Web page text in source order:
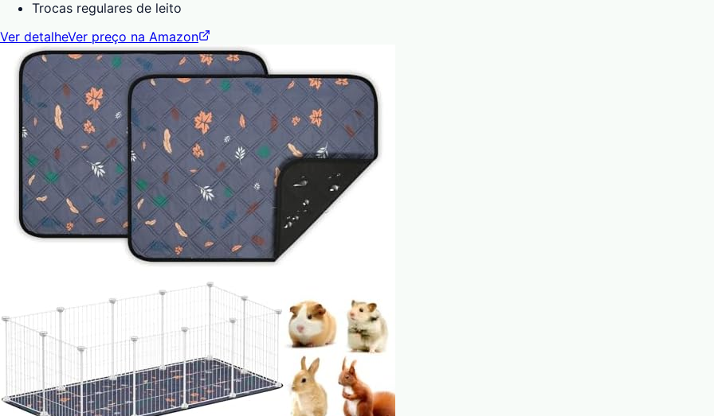
Trocas regulares de leito
Ver detalheVer preço na Amazon